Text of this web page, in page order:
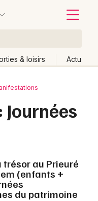
& loisirs Actu
trésor au Prieuré
(enfants +
du patrimoine
de moi Changer de lieu